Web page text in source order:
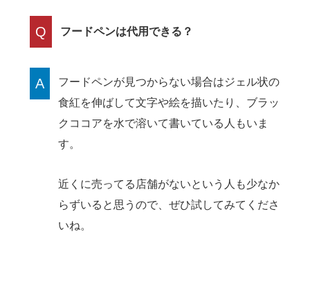
Q フードペンは代用できる？
A
フードペンが見つからない場合はジェル状の
食紅を伸ばして文字や絵を描いたり、ブラッ
クココアを水で溶いて書いている人もいま
す。
近くに売ってる店舗がないという人も少なか
らずいると思うので、ぜひ試してみてくださ
いね。